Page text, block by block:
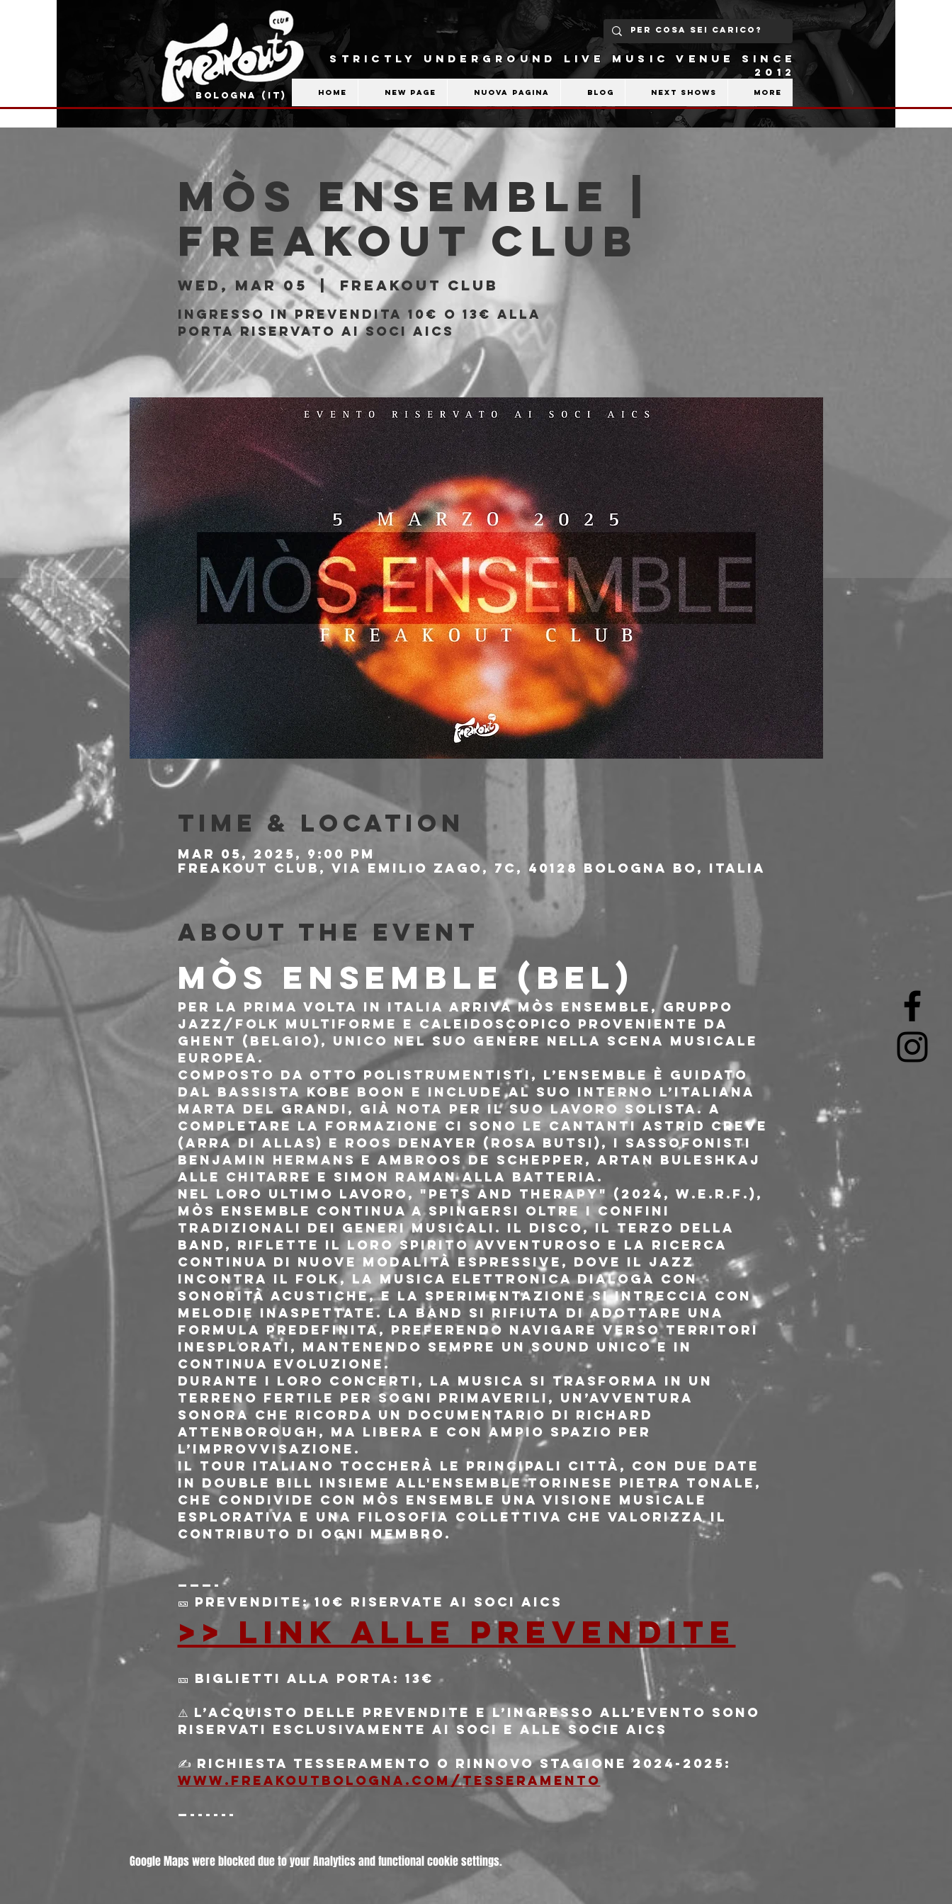
BOLOGNA (IT)
STRICTLY UNDERGROUND LIVE MUSIC VENUE SINCE
2012
Home New Page Nuova pagina Blog Next shows More
Mòs Ensemble |
Freakout Club
Wed, Mar 05
  |
Freakout Club
Ingresso in prevendita 10€ o 13€ alla
porta riservato ai soci AICS
Time & Location
Mar 05, 2025, 9:00 PM
Freakout Club, Via Emilio Zago, 7c, 40128 Bologna BO, Italia
About the event
MÒS ENSEMBLE (BEL)
Per la prima volta in Italia arriva Mòs Ensemble, gruppo
jazz/folk multiforme e caleidoscopico proveniente da
Ghent (Belgio), unico nel suo genere nella scena musicale
europea.
Composto da otto polistrumentisti, l’ensemble è guidato
dal bassista Kobe Boon e include al suo interno l’italiana
Marta Del Grandi, già nota per il suo lavoro solista. A
completare la formazione ci sono le cantanti Astrid Creve
(Arra di Allas) e Roos Denayer (Rosa Butsi), i sassofonisti
Benjamin Hermans e Ambroos De Schepper, Artan Buleshkaj
alle chitarre e Simon Raman alla batteria.
Nel loro ultimo lavoro, "Pets and Therapy" (2024, W.E.R.F.),
Mòs Ensemble continua a spingersi oltre i confini
tradizionali dei generi musicali. Il disco, il terzo della
band, riflette il loro spirito avventuroso e la ricerca
continua di nuove modalità espressive, dove il jazz
incontra il folk, la musica elettronica dialoga con
sonorità acustiche, e la sperimentazione si intreccia con
melodie inaspettate. La band si rifiuta di adottare una
formula predefinita, preferendo navigare verso territori
inesplorati, mantenendo sempre un sound unico e in
continua evoluzione.
Durante i loro concerti, la musica si trasforma in un
terreno fertile per sogni primaverili, un’avventura
sonora che ricorda un documentario di Richard
Attenborough, ma libera e con ampio spazio per
l’improvvisazione.
Il tour italiano toccherà le principali città, con due date
in double bill insieme all'ensemble torinese Pietra Tonale,
che condivide con Mòs Ensemble una visione musicale
esplorativa e una filosofia collettiva che valorizza il
contributo di ogni membro.
———-
🎫 Prevendite: 10€ riservate ai soci AICS
>> Link alle prevendite
🎫 Biglietti alla porta: 13€
⚠️ L’acquisto delle prevendite e l’ingresso all’evento sono
riservati esclusivamente ai soci e alle socie AICS
✍️ Richiesta tesseramento o rinnovo stagione 2024-2025:
www.freakoutbologna.com/tesseramento
—------
Google Maps were blocked due to your Analytics and functional cookie settings.